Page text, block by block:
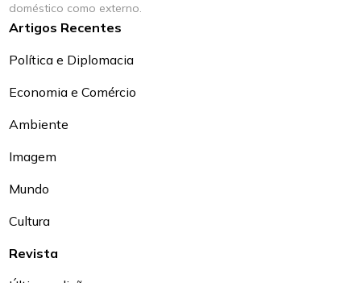
doméstico como externo.
Artigos Recentes
Política e Diplomacia
Economia e Comércio
Ambiente
Imagem
Mundo
Cultura
Revista